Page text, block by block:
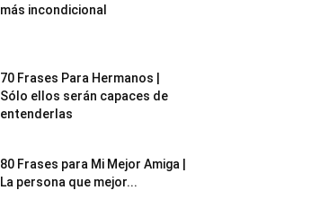
más incondicional
70 Frases Para Hermanos |
Sólo ellos serán capaces de
entenderlas
80 Frases para Mi Mejor Amiga |
La persona que mejor...